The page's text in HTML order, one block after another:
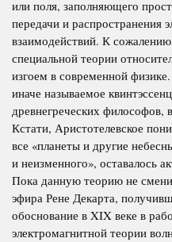
или поля, заполняющего
передачи и распространения
взаимодействий. К
специальной теории
изгоем в современной
иначе называемое
древнегреческих философов,
Кстати, Аристотелевское
все «планеты и другие
и неизменного», оставалось
Пока данную теорию не
эфира Рене Декарта,
обоснование в XIX веке в
электромагнитной теории